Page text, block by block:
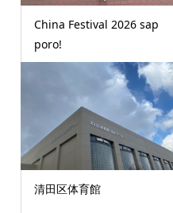
China Festival 2026 sap
poro!
清田区体育館